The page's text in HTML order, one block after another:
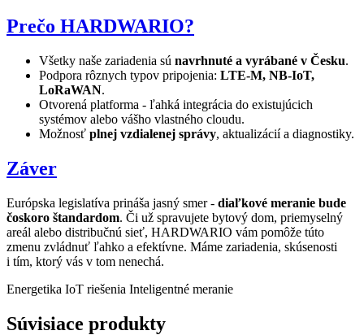
Prečo HARDWARIO?
Všetky naše zariadenia sú navrhnuté a vyrábané v Česku.
Podpora rôznych typov pripojenia: LTE-M, NB-IoT,
LoRaWAN.
Otvorená platforma - ľahká integrácia do existujúcich
systémov alebo vášho vlastného cloudu.
Možnosť plnej vzdialenej správy, aktualizácií a diagnostiky.
Záver
Európska legislatíva prináša jasný smer - diaľkové meranie bude
čoskoro štandardom. Či už spravujete bytový dom, priemyselný
areál alebo distribučnú sieť, HARDWARIO vám pomôže túto
zmenu zvládnuť ľahko a efektívne. Máme zariadenia, skúsenosti
i tím, ktorý vás v tom nenechá.
Energetika IoT riešenia Inteligentné meranie
Súvisiace produkty